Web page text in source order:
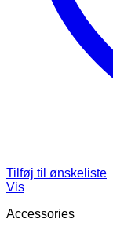
Tilføj til ønskeliste
Vis
Accessories